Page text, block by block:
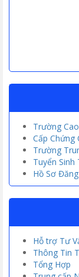
Trường
Cấp Chứng
Trường
Tuyển Sinh
Hồ Sơ
Hỗ trợ Tư
Thông Tin
Tổng Hợp